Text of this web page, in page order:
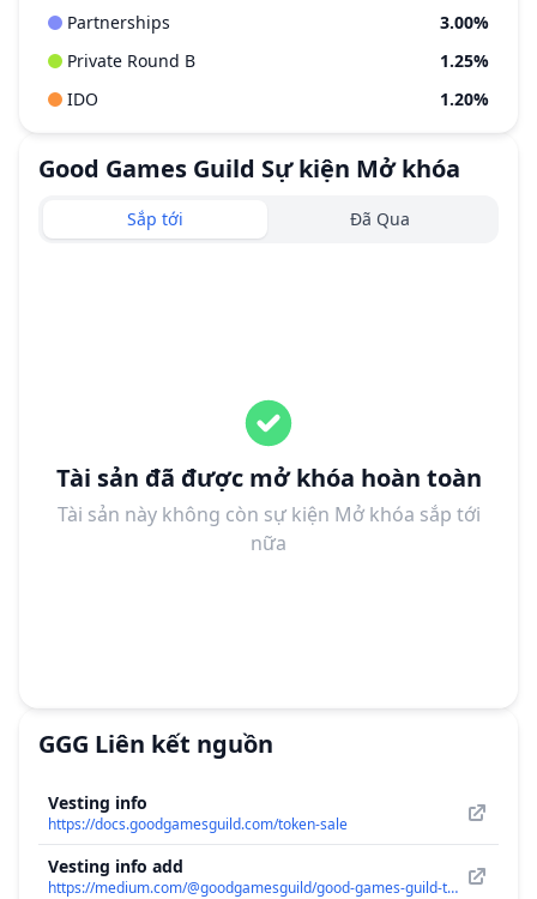
Partnerships
3.00%
Private Round B
1.25%
IDO
1.20%
Good Games Guild Sự kiện Mở khóa
Sắp tới Đã Qua
Tài sản đã được mở khóa hoàn toàn
Tài sản này không còn sự kiện Mở khóa sắp tới
nữa
GGG Liên kết nguồn
Vesting info
https://docs.goodgamesguild.com/token-sale
Vesting info add
https://medium.com/@goodgamesguild/good-games-guild-token-metrics-explained-b7cae65330cc